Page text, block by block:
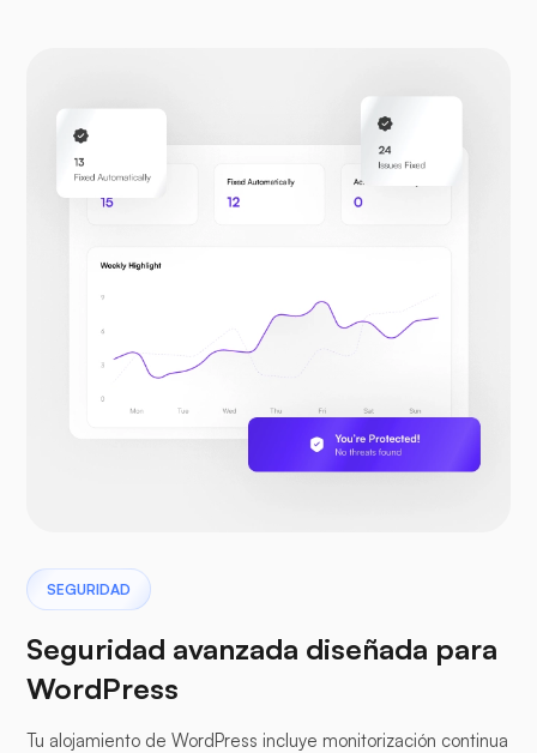
SEGURIDAD
Seguridad avanzada diseñada para
WordPress
Tu alojamiento de WordPress incluye monitorización continua